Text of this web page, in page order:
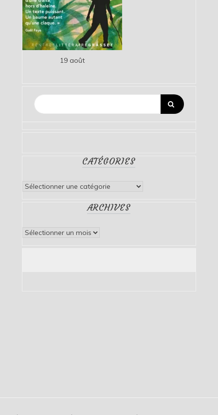
19 août
CATÉGORIES
Catégories
ARCHIVES
Archives